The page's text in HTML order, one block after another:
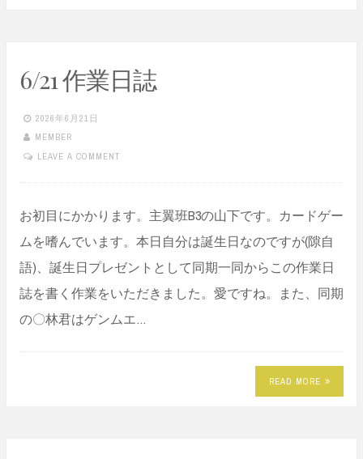
6/21 作業日誌
2026年6月21日
MEMBER
LEAVE A COMMENT
お初目にかかります。主翼班B3の山下です。カードゲー
ムを嗜んでいます。本日自分は誕生日なのですが(隙自
語)、誕生日プレゼントとして同期一同からこの作業日
誌を書く作業をいただきました。愛ですね。また、同期
の〇林君はゲンムエ…
READ MORE